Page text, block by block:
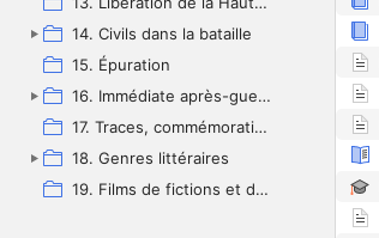
14. Civils dans la bataille
15. Épuration
16. Immédiate après-guerre (1944-1946)
17. Traces, commémorations et patrimoines
18. Genres littéraires
19. Films de fictions et documentaires